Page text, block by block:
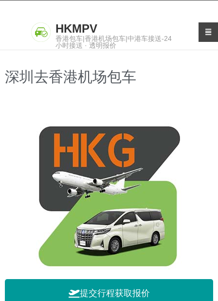
HKMPV
香港包车|香港机场包车|中港车接送-24
小时接送 · 透明报价
深圳去香港机场包车
提交行程获取报价